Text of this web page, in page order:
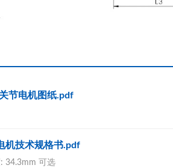
节电机图纸.pdf
机技术规格书.pdf
34.3mm 可选